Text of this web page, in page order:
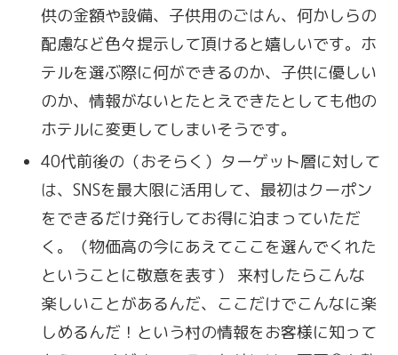
供の金額や設備、子供用のごはん、何かしらの
配慮など色々提示して頂けると嬉しいです。ホ
テルを選ぶ際に何ができるのか、子供に優しい
のか、情報がないとたとえできたとしても他の
ホテルに変更してしまいそうです。
40代前後の（おそらく）ターゲット層に対して
は、SNSを最大限に活用して、最初はクーポン
をできるだけ発行してお得に泊まっていただ
く。（物価高の今にあえてここを選んでくれた
ということに敬意を表す） 来村したらこんな
楽しいことがあるんだ、ここだけでこんなに楽
しめるんだ！という村の情報をお客様に知って